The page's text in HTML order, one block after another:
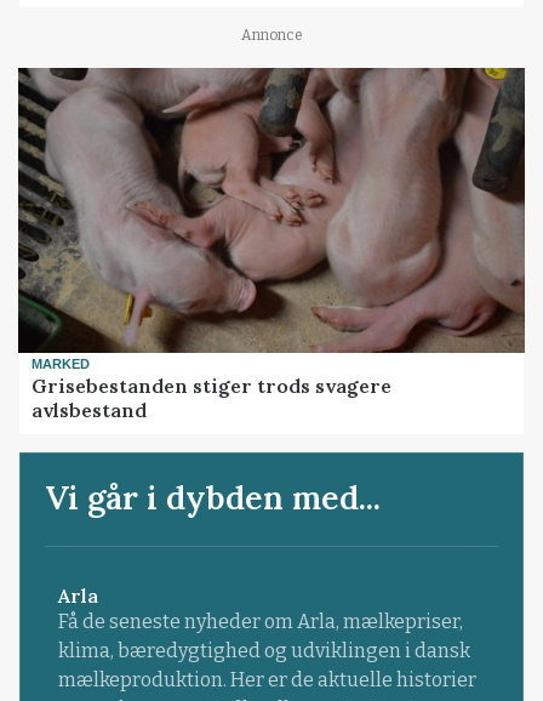
Annonce
MARKED
Grisebestanden stiger trods svagere
avlsbestand
Vi går i dybden med...
Arla
Få de seneste nyheder om Arla, mælkepriser,
klima, bæredygtighed og udviklingen i dansk
mælkeproduktion. Her er de aktuelle historier